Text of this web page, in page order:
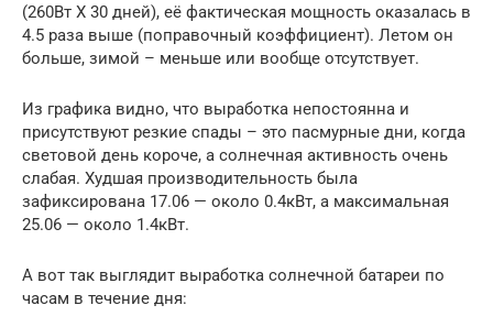
(260Вт Х 30 дней), её фактическая мощность оказалась в
4.5 раза выше (поправочный коэффициент). Летом он
больше, зимой – меньше или вообще отсутствует.
Из графика видно, что выработка непостоянна и
присутствуют резкие спады – это пасмурные дни, когда
световой день короче, а солнечная активность очень
слабая. Худшая производительность была
зафиксирована 17.06 — около 0.4кВт, а максимальная
25.06 — около 1.4кВт.
А вот так выглядит выработка солнечной батареи по
часам в течение дня: